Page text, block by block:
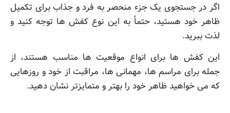
اگر در جستجوی یک جزء منحصر به فرد و جذاب برای تکمیل
ظاهر خود هستید، حتماً به این نوع کفش ها توجه کنید و
لذت ببرید.
این کفش ها برای انواع موقعیت ها مناسب هستند، از
جمله برای مراسم ها، مهمانی ها، مراقبت از خود و روزهایی
که می خواهید ظاهر خود را بهتر و متمایزتر نشان دهید.